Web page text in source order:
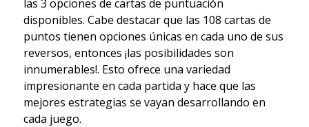
las 3 opciones de cartas de puntuación
disponibles. Cabe destacar que las 108 cartas de
puntos tienen opciones únicas en cada uno de sus
reversos, entonces ¡las posibilidades son
innumerables!. Esto ofrece una variedad
impresionante en cada partida y hace que las
mejores estrategias se vayan desarrollando en
cada juego.